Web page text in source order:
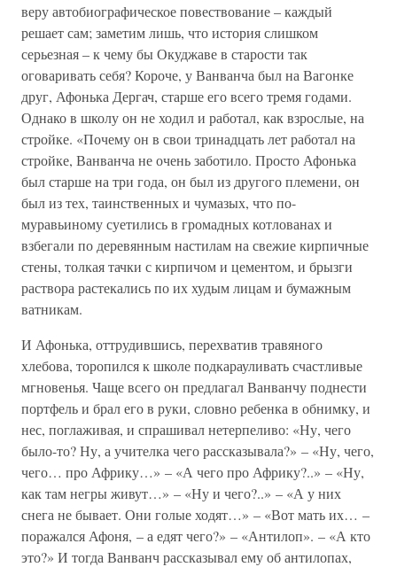
веру автобиографическое повествование – каждый
решает сам; заметим лишь, что история слишком
серьезная – к чему бы Окуджаве в старости так
оговаривать себя? Короче, у Ванванча был на Вагонке
друг, Афонька Дергач, старше его всего тремя годами.
Однако в школу он не ходил и работал, как взрослые, на
стройке. «Почему он в свои тринадцать лет работал на
стройке, Ванванча не очень заботило. Просто Афонька
был старше на три года, он был из другого племени, он
был из тех, таинственных и чумазых, что по-
муравьиному суетились в громадных котлованах и
взбегали по деревянным настилам на свежие кирпичные
стены, толкая тачки с кирпичом и цементом, и брызги
раствора растекались по их худым лицам и бумажным
ватникам.
И Афонька, оттрудившись, перехватив травяного
хлебова, торопился к школе подкарауливать счастливые
мгновенья. Чаще всего он предлагал Ванванчу поднести
портфель и брал его в руки, словно ребенка в обнимку, и
нес, поглаживая, и спрашивал нетерпеливо: «Ну, чего
было-то? Ну, а учителка чего рассказывала?» – «Ну, чего,
чего… про Африку…» – «А чего про Африку?..» – «Ну,
как там негры живут…» – «Ну и чего?..» – «А у них
снега не бывает. Они голые ходят…» – «Вот мать их… –
поражался Афоня, – а едят чего?» – «Антилоп». – «А кто
это?» И тогда Ванванч рассказывал ему об антилопах,